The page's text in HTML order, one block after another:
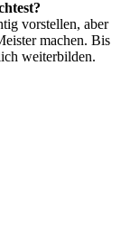
vorstellen, aber
machen. Bis
weiterbilden.